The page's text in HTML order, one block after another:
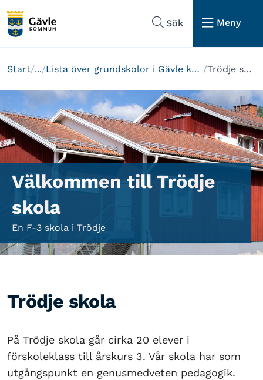
Sök
Meny
Start ... Lista över grundskolor i Gävle kommun Trödje skola
Välkommen till Trödje
skola
En F-3 skola i Trödje
Trödje skola
På Trödje skola går cirka 20 elever i
förskoleklass till årskurs 3. Vår skola har som
utgångspunkt en genusmedveten pedagogik.